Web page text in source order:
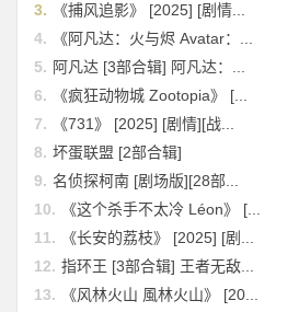
3.
《捕风追影》 [2025] [剧情...
4.
《阿凡达：火与烬 Avatar：...
5. 阿凡达 [3部合辑] 阿凡达：...
6.
《疯狂动物城 Zootopia》 [...
7.
《731》 [2025] [剧情][战...
8. 坏蛋联盟 [2部合辑]
9. 名侦探柯南 [剧场版][28部...
10.
《这个杀手不太冷 Léon》 [...
11.
《长安的荔枝》 [2025] [剧...
12. 指环王 [3部合辑] 王者无敌...
13.
《风林火山 風林火山》 [20...